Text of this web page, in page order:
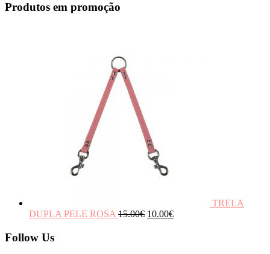
Produtos em promoção
TRELA
DUPLA PELE ROSA 15.00€ 10.00€
Follow Us